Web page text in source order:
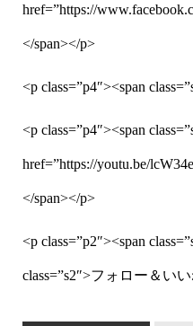
href=”https://
</span></p>
<p class=”p4″><span
<p class=”p4″><span
href=”https://youtu.be/
</span></p>
<p class=”p2″><span
class=”s2″>フォロー＆い